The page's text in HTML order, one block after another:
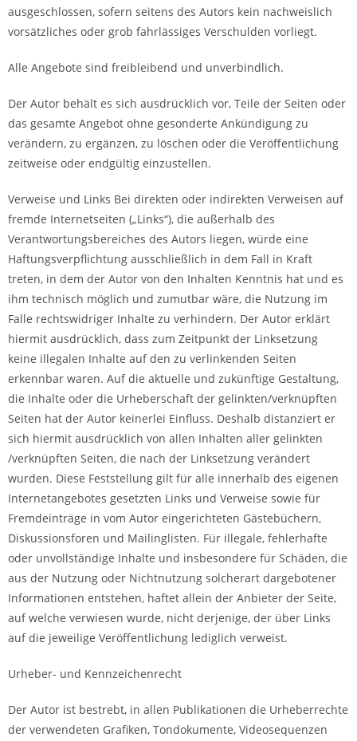
ausgeschlossen, sofern seitens des Autors kein nachweislich
vorsätzliches oder grob fahrlässiges Verschulden vorliegt.
Alle Angebote sind freibleibend und unverbindlich.
Der Autor behält es sich ausdrücklich vor, Teile der Seiten oder
das gesamte Angebot ohne gesonderte Ankündigung zu
verändern, zu ergänzen, zu löschen oder die Veröffentlichung
zeitweise oder endgültig einzustellen.
Verweise und Links Bei direkten oder indirekten Verweisen auf
fremde Internetseiten („Links“), die außerhalb des
Verantwortungsbereiches des Autors liegen, würde eine
Haftungsverpflichtung ausschließlich in dem Fall in Kraft
treten, in dem der Autor von den Inhalten Kenntnis hat und es
ihm technisch möglich und zumutbar wäre, die Nutzung im
Falle rechtswidriger Inhalte zu verhindern. Der Autor erklärt
hiermit ausdrücklich, dass zum Zeitpunkt der Linksetzung
keine illegalen Inhalte auf den zu verlinkenden Seiten
erkennbar waren. Auf die aktuelle und zukünftige Gestaltung,
die Inhalte oder die Urheberschaft der gelinkten/verknüpften
Seiten hat der Autor keinerlei Einfluss. Deshalb distanziert er
sich hiermit ausdrücklich von allen Inhalten aller gelinkten
/verknüpften Seiten, die nach der Linksetzung verändert
wurden. Diese Feststellung gilt für alle innerhalb des eigenen
Internetangebotes gesetzten Links und Verweise sowie für
Fremdeinträge in vom Autor eingerichteten Gästebüchern,
Diskussionsforen und Mailinglisten. Für illegale, fehlerhafte
oder unvollständige Inhalte und insbesondere für Schäden, die
aus der Nutzung oder Nichtnutzung solcherart dargebotener
Informationen entstehen, haftet allein der Anbieter der Seite,
auf welche verwiesen wurde, nicht derjenige, der über Links
auf die jeweilige Veröffentlichung lediglich verweist.
Urheber- und Kennzeichenrecht
Der Autor ist bestrebt, in allen Publikationen die Urheberrechte
der verwendeten Grafiken, Tondokumente, Videosequenzen